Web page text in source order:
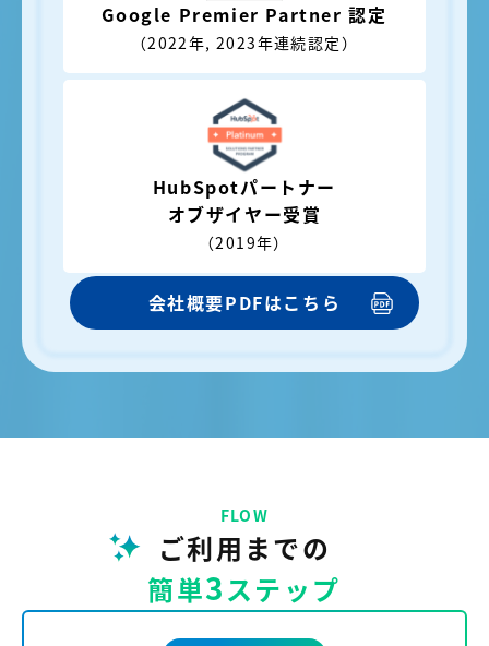
Google Premier Partner 認定
（2022年, 2023年連続認定）
HubSpotパートナー
オブザイヤー受賞
（2019年）
会社概要PDFはこちら
FLOW
ご利用までの
簡単3ステップ